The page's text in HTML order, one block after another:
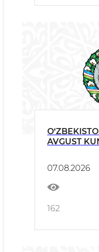
AVGUST
07.08.2026
162